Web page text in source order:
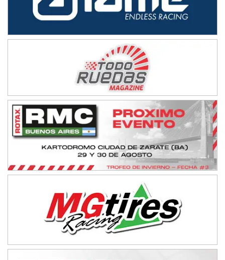
Ciudad de Avellaneda (Asfalto)
Avellaneda (Santa Fe)
José Samuel Sánchez (Tierra)